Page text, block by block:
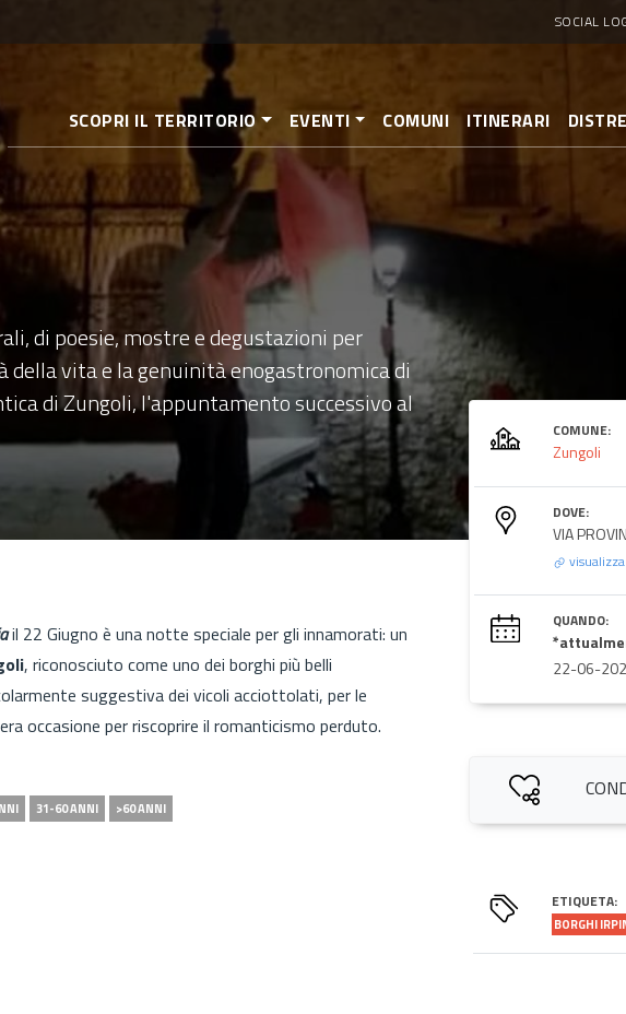
al
principal
SOCIAL
SCOPRI IL TERRITORIO EVENTI COMUNI ITINERARI
di poesie, mostre e degustazioni per
della vita e la genuinità enogastronomica di
di Zungoli, l'appuntamento successivo al
il 22 Giugno è una notte speciale per gli innamorati: un
, riconosciuto come uno dei borghi più belli
suggestiva dei vicoli acciottolati, per le
occasione per riscoprire il romanticismo perduto.
31-60 ANNI >60 ANNI
COMUNE:
Zungoli
DOVE:
VIA
QUANDO:
22-06-
ETIQUETA:
BORGHI